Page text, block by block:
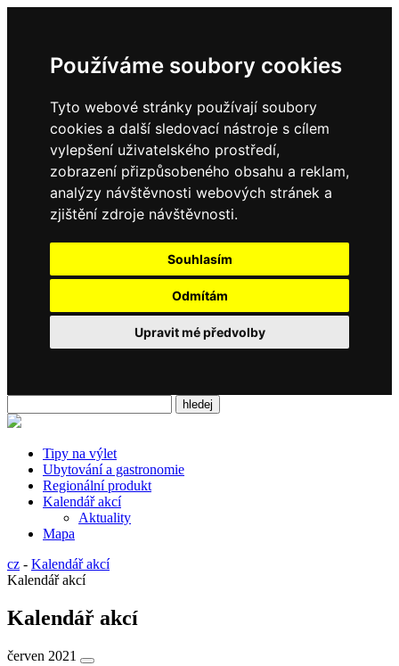
Používáme soubory cookies
Tyto webové stránky používají soubory
cookies a další sledovací nástroje s cílem
vylepšení uživatelského prostředí,
zobrazení přizpůsobeného obsahu a reklam,
analýzy návštěvnosti webových stránek a
zjištění zdroje návštěvnosti.
Souhlasím
Odmítám
Upravit mé předvolby
Tipy na výlet
Ubytování a gastronomie
Regionální produkt
Kalendář akcí
Aktuality
Mapa
cz - Kalendář akcí
Kalendář akcí
Kalendář akcí
červen 2021